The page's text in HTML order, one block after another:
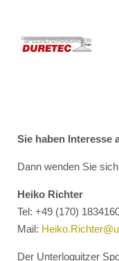
Sie haben Interesse
Dann wenden Sie
Heiko Richter
Tel: +49 (170)
Mail:
Der Unterloquitzer